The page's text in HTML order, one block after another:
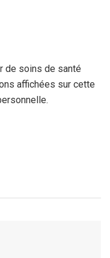
de soins de santé
affichées sur cette